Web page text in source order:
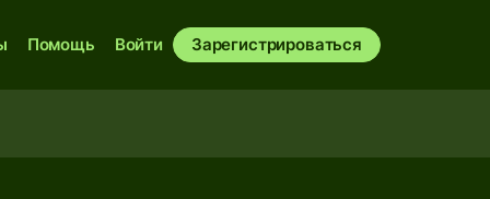
Помощь Войти Зарегистрироваться